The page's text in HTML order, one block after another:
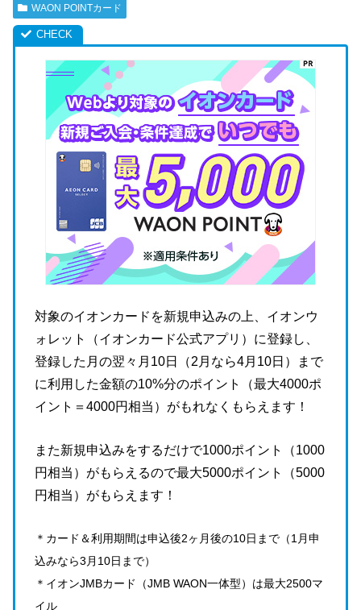
WAON POINTカード
対象のイオンカードを新規申込みの上、イオンウ
ォレット（イオンカード公式アプリ）に登録し、
登録した月の翌々月10日（2月なら4月10日）まで
に利用した金額の10%分のポイント（最大4000ポ
イント＝4000円相当）がもれなくもらえます！
また新規申込みをするだけで1000ポイント（1000
円相当）がもらえるので最大5000ポイント（5000
円相当）がもらえます！
＊カード＆利用期間は申込後2ヶ月後の10日まで（1月申
込みなら3月10日まで）
＊イオンJMBカード（JMB WAON一体型）は最大2500マ
イル